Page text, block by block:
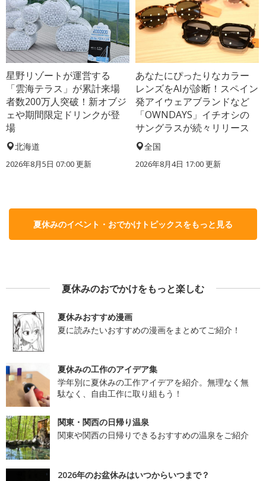
星野リゾートが運営する
「雲海テラス」が累計来場
者数200万人突破！新オブジ
ェや期間限定ドリンクが登
場
北海道
2026年8月5日 07:00更新
あなたにぴったりなカラー
レンズをAIが診断！スペイン
発アイウェアブランドなど
「OWNDAYS」イチオシの
サングラスが続々リリース
全国
2026年8月4日 17:00更新
夏休みのイベント・おでかけトピックスをもっと見る
夏休みのおでかけをもっと楽しむ
夏休みおすすめ漫画
夏に読みたいおすすめの漫画をまとめてご紹介！
夏休みの工作のアイデア集
学年別に夏休みの工作アイデアを紹介。無理なく無
駄なく、自由工作に取り組もう！
関東・関西の日帰り温泉
関東や関西の日帰りできるおすすめの温泉をご紹介
2026年のお盆休みはいつからいつまで？